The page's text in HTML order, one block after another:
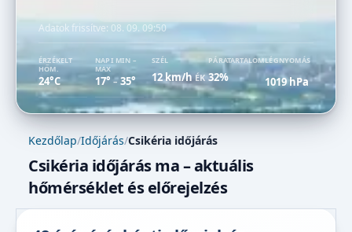
Adatok frissítve: 08. 09. 09:50
ÉRZÉKELT
HŐM.
24°C
NAPI MIN –
MAX
17° –35°
SZÉL
12 km/hÉK
PÁRATARTALOM
32%
LÉGNYOMÁS
1019 hPa
Kezdőlap/Időjárás/Csikéria időjárás
Csikéria időjárás ma – aktuális
hőmérséklet és előrejelzés